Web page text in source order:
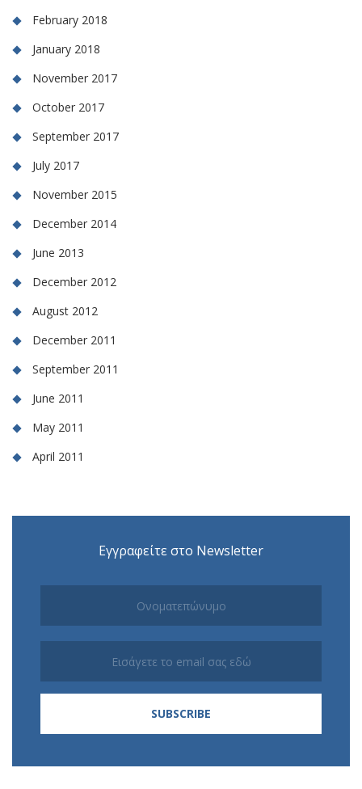
February 2018
January 2018
November 2017
October 2017
September 2017
July 2017
November 2015
December 2014
June 2013
December 2012
August 2012
December 2011
September 2011
June 2011
May 2011
April 2011
Εγγραφείτε στο Newsletter